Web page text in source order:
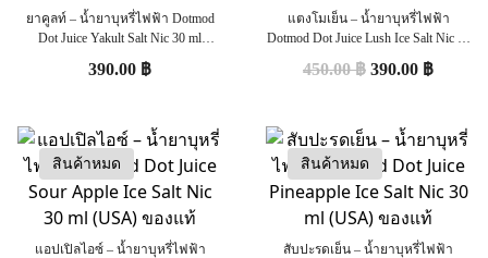
ยาคูลท์ – น้ำยาบุหรี่ไฟฟ้า Dotmod
Dot Juice Yakult Salt Nic 30 ml
390.00 ฿
แตงโมเย็น – น้ำยาบุหรี่ไฟฟ้า
Dotmod Dot Juice Lush Ice Salt Nic 30
450.00฿ 390.00 ฿
สินค้าหมด
แอปเปิลไอซ์ – น้ำยาบุหรี่ไฟฟ้า
สินค้าหมด
สับปะรดเย็น – น้ำยาบุหรี่ไฟฟ้า